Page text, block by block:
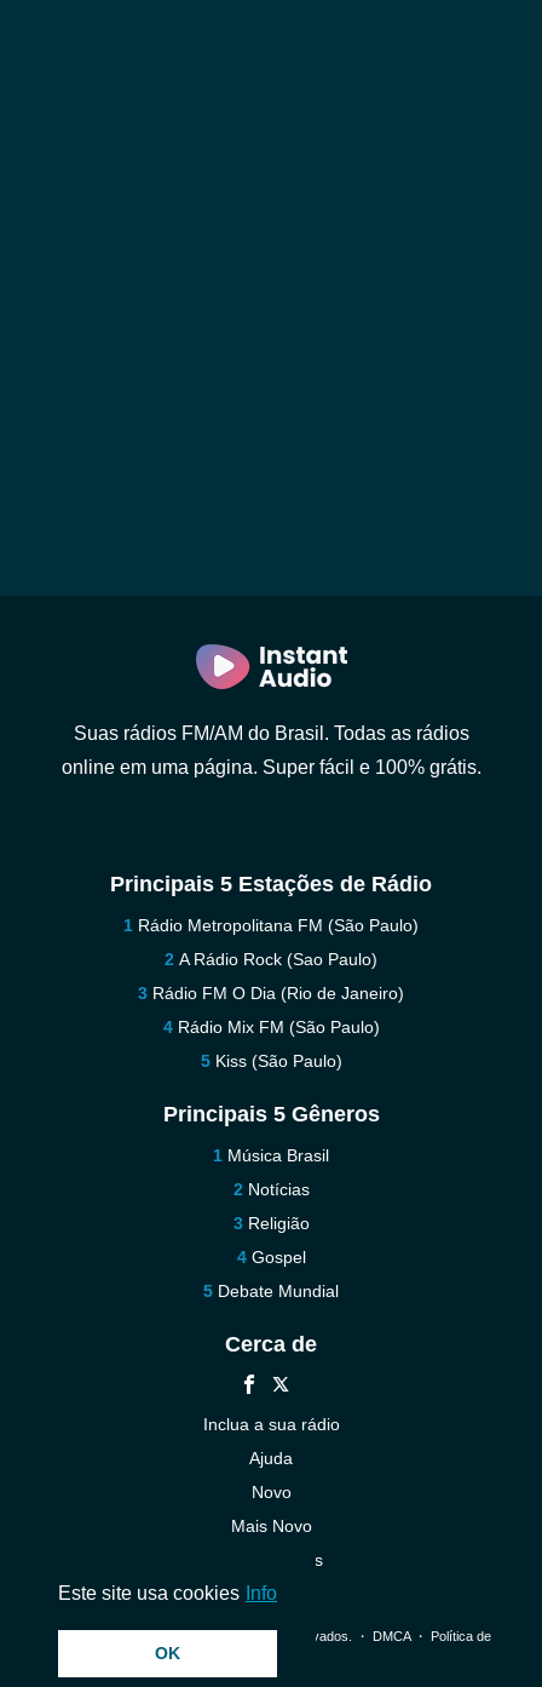
Suas rádios FM/AM do Brasil. Todas as rádios
online em uma página. Super fácil e 100% grátis.
Principais 5 Estações de Rádio
Rádio Metropolitana FM (São Paulo)
A Rádio Rock (Sao Paulo)
Rádio FM O Dia (Rio de Janeiro)
Rádio Mix FM (São Paulo)
Kiss (São Paulo)
Principais 5 Gêneros
Música Brasil
Notícias
Religião
Gospel
Debate Mundial
Cerca de
Inclua a sua rádio
Ajuda
Novo
Mais Novo
Contacte-nos
© 2026 InstantAudio. Todos os direitos reservados. ・ DMCA・ Política de
Este site usa cookies Info
OK